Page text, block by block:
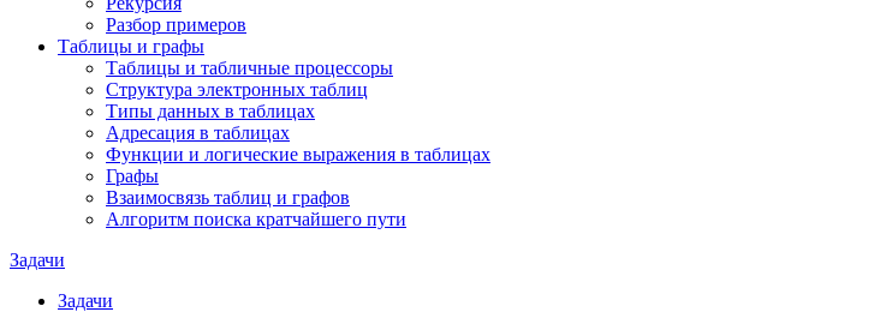
Разбор примеров
Таблицы и графы
Таблицы и табличные процессоры
Структура электронных таблиц
Типы данных в таблицах
Адресация в таблицах
Функции и логические выражения в таблицах
Графы
Взаимосвязь таблиц и графов
Алгоритм поиска кратчайшего пути
Задачи
Задачи